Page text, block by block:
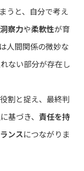
うと、自分で考え
洞察力や柔軟性が育
人間関係の微妙な
ない部分が存在し
割と捉え、最終判
に基づき、 責任を持
ンスにつながりま